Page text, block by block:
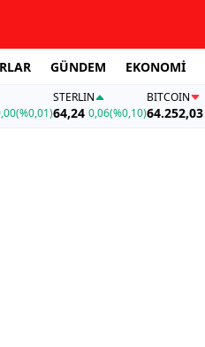
GÜNDEM EKONOMİ
(%0,01)
STERLIN
64,24 0,06(%0,10)
BITCOIN
64.252,03